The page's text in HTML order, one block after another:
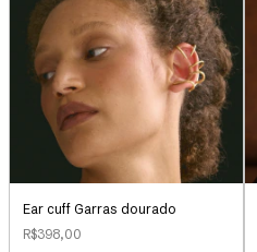
Ear cuff Garras dourado
R$398,00